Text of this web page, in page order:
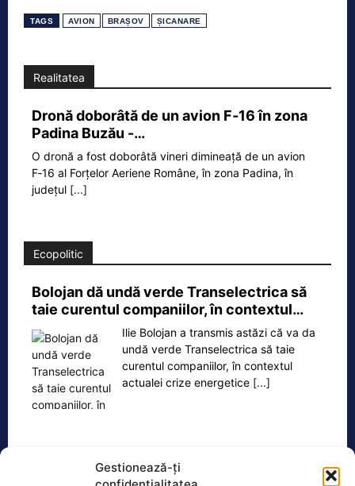
Gestionează-ți
TAGS AVION BRAȘOV ȘICANARE
Realitatea
Dronă doborâtă de un avion F‑16 în zona
Padina Buzău -…
O dronă a fost doborâtă vineri dimineață de un avion
F‑16 al Forțelor Aeriene Române, în zona Padina, în
județul [...]
Ecopolitic
Bolojan dă undă verde Transelectrica să
taie curentul companiilor, în contextul…
Ilie Bolojan a transmis astăzi că va da
undă verde Transelectrica să taie
curentul companiilor, în contextul
actualei crize energetice [...]
Oficiul de Știri